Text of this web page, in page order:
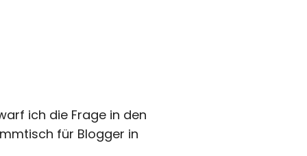
ich die Frage in den
für Blogger in